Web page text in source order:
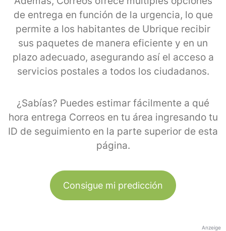
de entrega en función de la urgencia, lo que
permite a los habitantes de Ubrique recibir
sus paquetes de manera eficiente y en un
plazo adecuado, asegurando así el acceso a
servicios postales a todos los ciudadanos.
¿Sabías? Puedes estimar fácilmente a qué
hora entrega Correos en tu área ingresando tu
ID de seguimiento en la parte superior de esta
página.
Consigue mi predicción
Anzeige